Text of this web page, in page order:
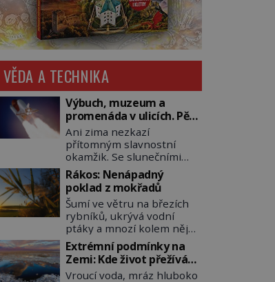
VĚDA A TECHNIKA
Výbuch, muzeum a
promenáda v ulicích. Pět
osudů nejslavnějších
raketoplánů
Ani zima nezkazí
přítomným slavnostní
okamžik. Se slunečními
brýlemi hledí na startující
raketu, která má do
vesmíru vynést kromě
posádky také obyčejnou
učitelku. Po několika
sekundách všem ztuhnou
úsměvy, stroj totiž
exploduje. Jejich
konstrukce není z levného
Rákos: Nenápadný
poklad z mokřadů
Šumí ve větru na březích
rybníků, ukrývá vodní
ptáky a mnozí kolem něj
procházejí bez povšimnutí.
Přesto právě rákos
pomáhal stavět domy,
vyrábět lodě, zapisovat
Extrémní podmínky na
Zemi: Kde život přežívá
navzdory všemu
Vroucí voda, mráz hluboko